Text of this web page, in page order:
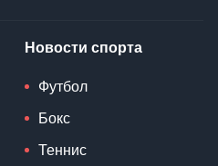
Новости спорта
Футбол
Бокс
Теннис